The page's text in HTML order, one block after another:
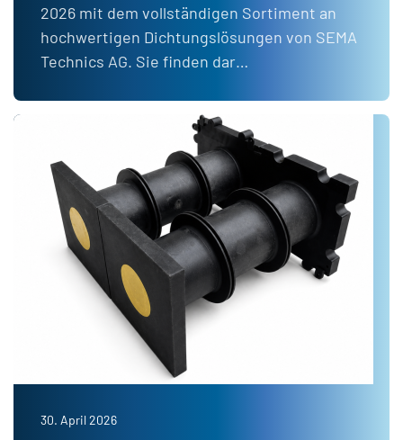
2026 mit dem vollständigen Sortiment an
hochwertigen Dichtungslösungen von SEMA
Technics AG. Sie finden dar…
30. April 2026